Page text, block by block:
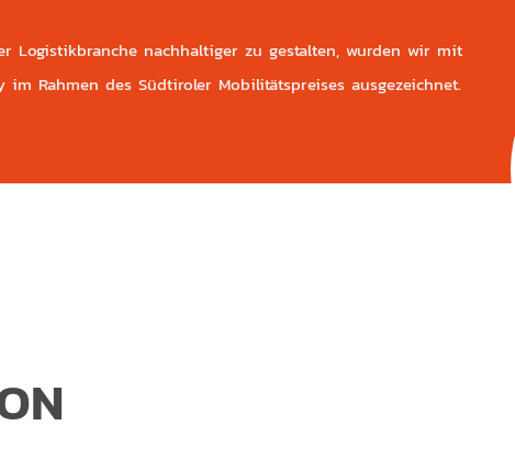
Logistikbranche nachhaltiger zu gestalten, wurden wir mit
Rahmen des Südtiroler Mobilitätspreises ausgezeichnet.